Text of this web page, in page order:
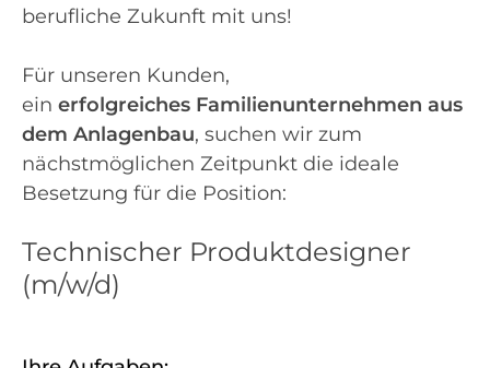
berufliche Zukunft mit uns!
Für unseren Kunden,
ein erfolgreiches Familienunternehmen aus
dem Anlagenbau, suchen wir zum
nächstmöglichen Zeitpunkt die ideale
Besetzung für die Position:
Technischer Produktdesigner
(m/w/d)